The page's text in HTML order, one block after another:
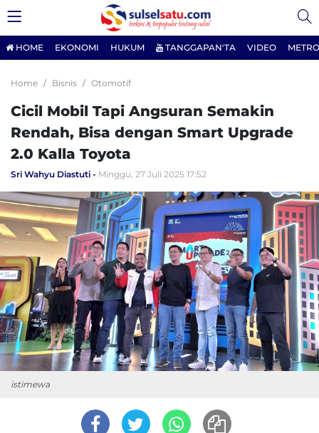
HOME EKONOMI HUKUM TANGGAPAN'TA VIDEO
Home Bisnis Otomotif
Cicil Mobil Tapi Angsuran Semakin
Rendah, Bisa dengan Smart Upgrade
2.0 Kalla Toyota
Sri Wahyu Diastuti Minggu, 27 Juli 2025 17:52
istimewa